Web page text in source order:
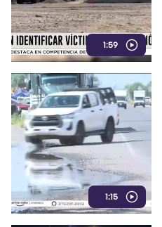
1:59
1:15